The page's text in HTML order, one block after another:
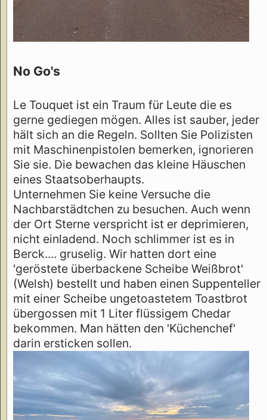
No Go's
Le Touquet ist ein Traum für Leute die es
gerne gediegen mögen. Alles ist sauber, jeder
hält sich an die Regeln. Sollten Sie Polizisten
mit Maschinenpistolen bemerken, ignorieren
Sie sie. Die bewachen das kleine Häuschen
eines Staatsoberhaupts.
Unternehmen Sie keine Versuche die
Nachbarstädtchen zu besuchen. Auch wenn
der Ort Sterne verspricht ist er deprimieren,
nicht einladend. Noch schlimmer ist es in
Berck.... gruselig. Wir hatten dort eine
'geröstete überbackene Scheibe Weißbrot'
(Welsh) bestellt und haben einen Suppenteller
mit einer Scheibe ungetoastetem Toastbrot
übergossen mit 1 Liter flüssigem Chedar
bekommen. Man hätten den 'Küchenchef'
darin ersticken sollen.